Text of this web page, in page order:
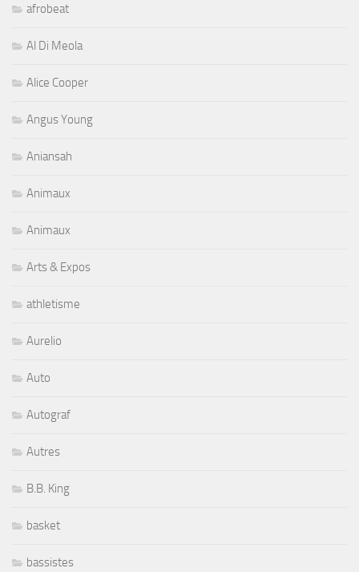
afrobeat
Al Di Meola
Alice Cooper
Angus Young
Aniansah
Animaux
Animaux
Arts & Expos
athletisme
Aurelio
Auto
Autograf
Autres
B.B. King
basket
bassistes